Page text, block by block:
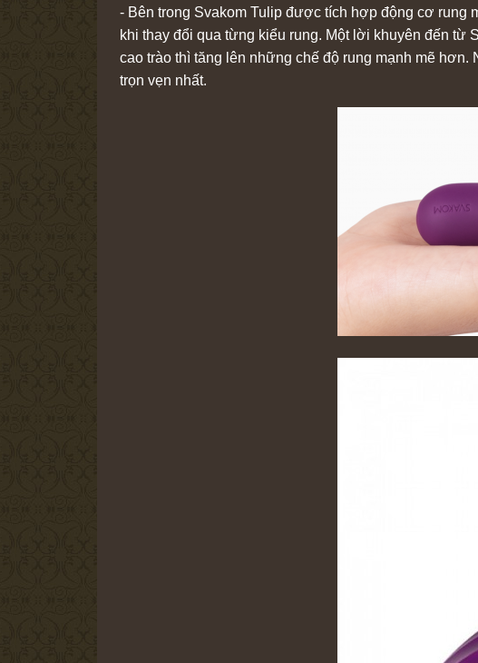
- Bên trong Svakom Tulip được tích hợp động cơ rung
khi thay đổi qua từng kiểu rung. Một lời khuyên đến từ
cao trào thì tăng lên những chế độ rung mạnh mẽ
trọn vẹn nhất.